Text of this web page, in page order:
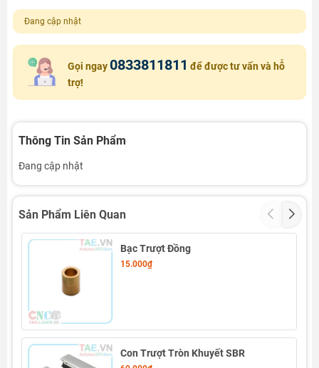
Đang cập nhật
Gọi ngay 0833811811 để được tư vấn và hỗ
trợ!
Thông Tin Sản Phẩm
Đang cập nhật
Sản Phẩm Liên Quan
Bạc Trượt Đồng
15.000₫
Con Trượt Tròn Khuyết SBR